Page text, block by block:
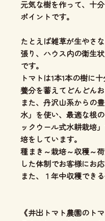
元気な樹を作って、十
ポイントです。
たとえば雑草が生やさ
張り、ハウス内の衛生
です。
トマトは1本1本の樹に
養分を蓄えてどんどんお
また、丹沢山系からの
水」を使い、最適な根
ックウール式水耕栽培
培をしています。
種まき～栽培～収穫～
した体制でお客様にお応
また、１年中収穫でき
《井出トマト農園のト